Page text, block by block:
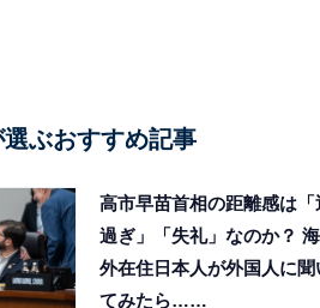
ぶおすすめ記事
高市早苗首相の距離感は「
過ぎ」「失礼」なのか？ 海
外在住日本人が外国人に聞
てみたら……